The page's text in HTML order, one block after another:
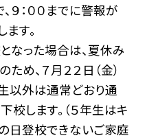
９：００までに警報が
す。
なった場合は、夏休み
め、７月２２日（金）
以外は通常どおり通
校します。（５年生はキ
日登校できないご家庭